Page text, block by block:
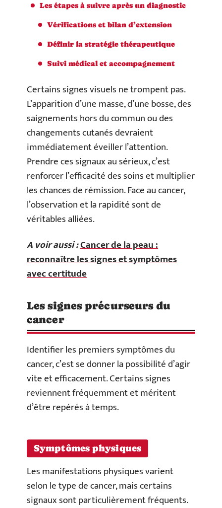
Les étapes à suivre après un diagnostic
Vérifications et bilan d’extension
Définir la stratégie thérapeutique
Suivi médical et accompagnement
Certains signes visuels ne trompent pas.
L’apparition d’une masse, d’une bosse, des
saignements hors du commun ou des
changements cutanés devraient
immédiatement éveiller l’attention.
Prendre ces signaux au sérieux, c’est
renforcer l’efficacité des soins et multiplier
les chances de rémission. Face au cancer,
l’observation et la rapidité sont de
véritables alliées.
A voir aussi :Cancer de la peau :
reconnaître les signes et symptômes
avec certitude
Les signes précurseurs du
cancer
Identifier les premiers symptômes du
cancer, c’est se donner la possibilité d’agir
vite et efficacement. Certains signes
reviennent fréquemment et méritent
d’être repérés à temps.
Symptômes physiques
Les manifestations physiques varient
selon le type de cancer, mais certains
signaux sont particulièrement fréquents.